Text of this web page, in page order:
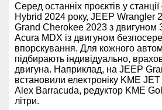
Серед останніх проєктів у
Hybrid 2024 року, JEEP Wrangler
Grand Cherokee 2023 з двигуном
Acura MDX із двигуном
впорскування. Для кожного
підбирають індивідуально,
двигуна. Наприклад, на JEEP
встановили електроніку KME
Alex Barracuda, редуктор KME
літри.